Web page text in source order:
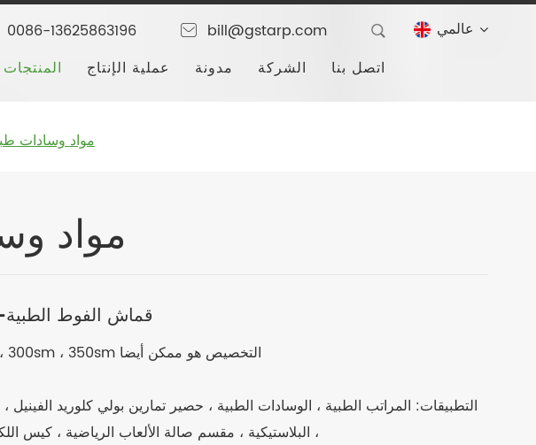
0086-13625863196 bill@gstarp.com
عالمي
المنتجات
عملية الإنتاج مدونة الشركة اتصل بنا
مواد وسادات
مواد
قماش الفوط
وايت: 240gsm ، 280gsm ، 300sm ، 350sm التخصيص هو ممكن أيضا
التطبيقات: المراتب الطبية ، الوسادات الطبية ، حصير تمارين بولي كلوريد الفينيل
البلاستيكية ، مقسم صالة الألعاب الرياضية ، كيس اللكم ، مشمع ، نفق لعب الكلاب ،